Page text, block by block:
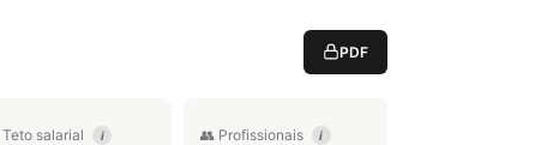
PDF
salarial i 👥 Profissionais i